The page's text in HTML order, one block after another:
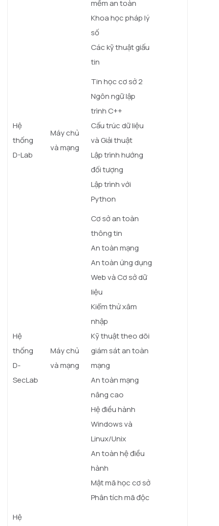
mềm an toàn
Khoa học pháp lý
số
Các kỹ thuật giấu
tin
Hệ
thống
D-Lab
Máy chủ
và mạng
Tin học cơ sở 2
Ngôn ngữ lập
trình C++
Cấu trúc dữ liệu
và Giải thuật
Lập trình hướng
đối tượng
Lập trình với
Python
Hệ
thống
D-
SecLab
Máy chủ
và mạng
Cơ sở an toàn
thông tin
An toàn mạng
An toàn ứng dụng
Web và Cơ sở dữ
liệu
Kiểm thử xâm
nhập
Kỹ thuật theo dõi
giám sát an toàn
mạng
An toàn mạng
nâng cao
Hệ điều hành
Windows và
Linux/Unix
An toàn hệ điều
hành
Mật mã học cơ sở
Phân tích mã độc
Hệ